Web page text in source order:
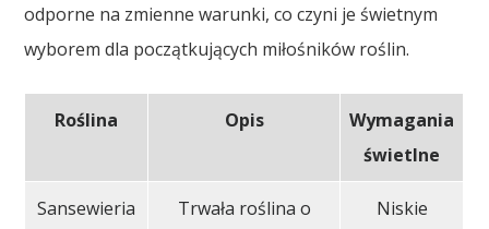
odporne na zmienne warunki, co czyni je świetnym
wyborem dla początkujących miłośników roślin.
Roślina Opis
Wymagania
świetlne
Sansewieria
Trwała roślina o
Niskie